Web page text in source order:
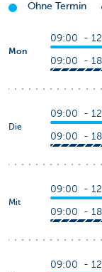
Ohne Termin
Mon
09:00 -
09:00 -
Die
09:00 -
09:00 -
Mit
09:00 -
09:00 -
09:00 -